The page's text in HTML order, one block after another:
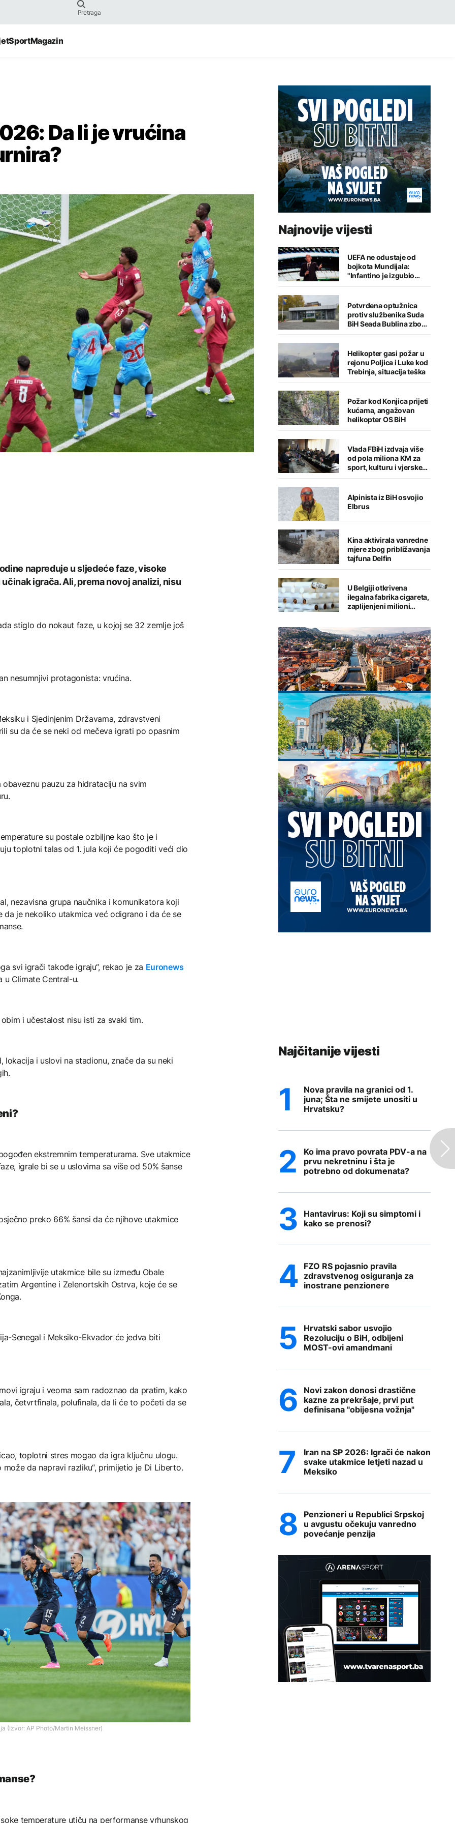
SportMagazin
Da li je vrućina
napreduje u sljedeće faze, visoke
igrača. Ali, prema novoj analizi, nisu
stiglo do nokaut faze, u kojoj se 32 zemlje još
nesumnjivi protagonista: vrućina.
i Sjedinjenim Državama, zdravstveni
su da će se neki od mečeva igrati po opasnim
pauzu za hidrataciju na svim
su postale ozbiljne kao što je i
toplotni talas od 1. jula koji će pogoditi veći dio
nezavisna grupa naučnika i komunikatora koji
da je nekoliko utakmica već odigrano i da će se
svi igrači takođe igraju“, rekao je za Euronews
u Climate Central-u.
i učestalost nisu isti za svaki tim.
i uslovi na stadionu, znače da su neki
ekstremnim temperaturama. Sve utakmice
igrale bi se u uslovima sa više od 50% šanse
preko 66% šansi da će njihove utakmice
utakmice bile su između Obale
Argentine i Zelenortskih Ostrva, koje će se
Senegal i Meksiko-Ekvador će jedva biti
igraju i veoma sam radoznao da pratim, kako
četvrtfinala, polufinala, da li će to početi da se
toplotni stres mogao da igra ključnu ulogu.
da napravi razliku“, primijetio je Di Liberto.
(Izvor: AP Photo/Martin Meissner)
temperature utiču na performanse vrhunskog
Najnovije vijesti
UEFA ne odustaje od
bojkota Mundijala:
"Infantino je izgubio
kredibilitet"
Potvrđena optužnica
protiv službenika Suda
BiH Seada Bublina zbog
pronevjere
Helikopter gasi požar u
rejonu Poljica i Luke kod
Trebinja, situacija teška
Požar kod Konjica prijeti
kućama, angažovan
helikopter OS BiH
Vlada FBiH izdvaja više
od pola miliona KM za
sport, kulturu i vjerske
institucije
Alpinista iz BiH osvojio
Elbrus
Kina aktivirala vanredne
mjere zbog približavanja
tajfuna Delfin
U Belgiji otkrivena
ilegalna fabrika cigareta,
zaplijenjeni milioni
Najčitanije vijesti
Nova pravila na granici od 1.
juna; Šta ne smijete unositi u
Hrvatsku?
Ko ima pravo povrata PDV-a na
prvu nekretninu i šta je
potrebno od dokumenata?
Hantavirus: Koji su simptomi i
kako se prenosi?
FZO RS pojasnio pravila
zdravstvenog osiguranja za
inostrane penzionere
Hrvatski sabor usvojio
Rezoluciju o BiH, odbijeni
MOST-ovi amandmani
Novi zakon donosi drastične
kazne za prekršaje, prvi put
definisana "obijesna vožnja"
Iran na SP 2026: Igrači će nakon
svake utakmice letjeti nazad u
Meksiko
Penzioneri u Republici Srpskoj
u avgustu očekuju vanredno
povećanje penzija